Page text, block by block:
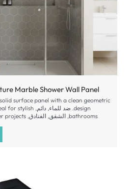
Marble Shower Wall Panel
surface panel with a clean geometric
design . ضد للماء, دائم, for stylish
bathrooms , الشقق, الفنادق, projects